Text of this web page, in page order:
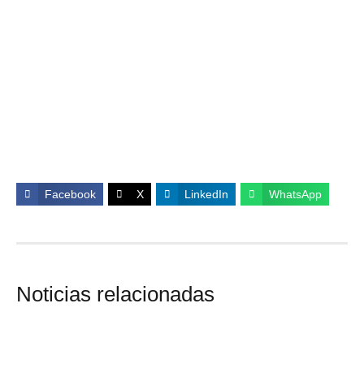
Facebook X LinkedIn WhatsApp
Noticias relacionadas